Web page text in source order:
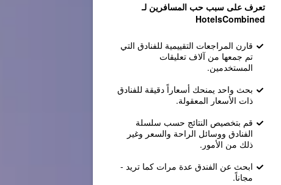
تعرف على سبب حب المسافرين لـ
HotelsCombined
قارن المراجعات التقييمية للفنادق التي
تم جمعها من آلاف تعليقات
المستخدمين.
بحث واحد يمنحك أسعاراً دقيقة للفنادق
ذات الأسعار المعقولة.
قم بتخصيص النتائج حسب سلسلة
الفنادق ووسائل الراحة والسعر وغير
ذلك من الأمور.
ابحث عن الفندق عدة مرات كما تريد -
مجاناً.